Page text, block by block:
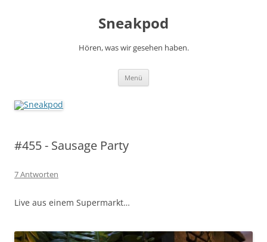
Sneakpod
Hören, was wir gesehen haben.
Menü
#455 - Sausage Party
7 Antworten
Live aus einem Supermarkt…